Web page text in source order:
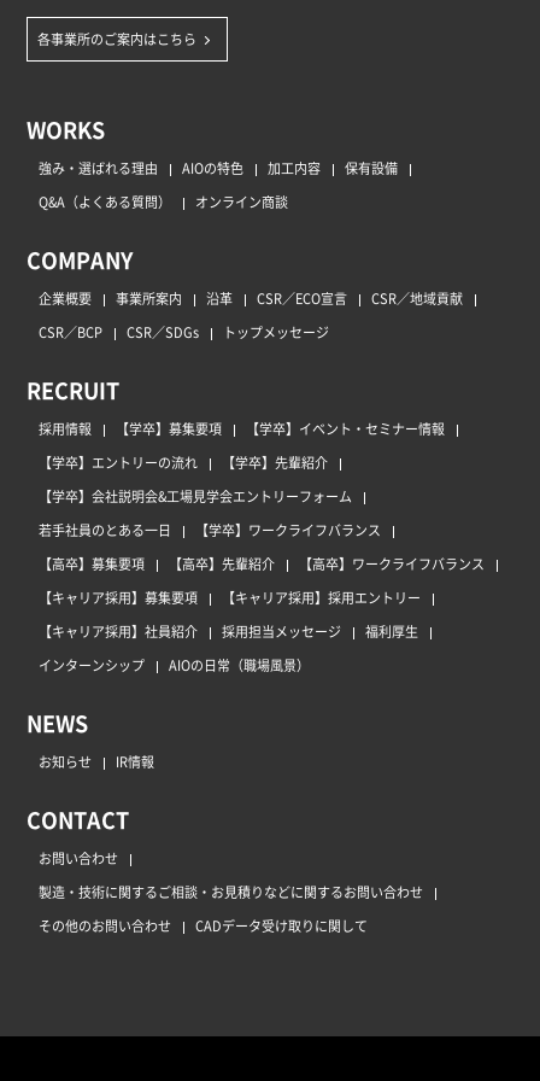
各事業所のご案内はこちら
WORKS
強み・選ばれる理由 AIOの特色 加工内容
保有設備
Q&A（よくある質問）
オンライン商談
COMPANY
企業概要 事業所案内 沿革 CSR／ECO宣言
CSR／地域貢献
CSR／BCP
CSR／SDGs トップメッセージ
RECRUIT
採用情報 【学卒】募集要項
【学卒】イベント・セミナー情報
【学卒】エントリーの流れ
【学卒】先輩紹介
【学卒】会社説明会&工場見学会エントリーフォーム
若手社員のとある一日
【学卒】ワークライフバランス
【高卒】募集要項
【高卒】先輩紹介
【高卒】ワークライフバランス
【キャリア採用】募集要項
【キャリア採用】採用エントリー
【キャリア採用】社員紹介
採用担当メッセージ
福利厚生
インターンシップ
AIOの日常（職場風景）
NEWS
お知らせ IR情報
CONTACT
お問い合わせ
製造・技術に関するご相談・お見積りなどに関するお問い合わせ
その他のお問い合わせ
CADデータ受け取りに関して